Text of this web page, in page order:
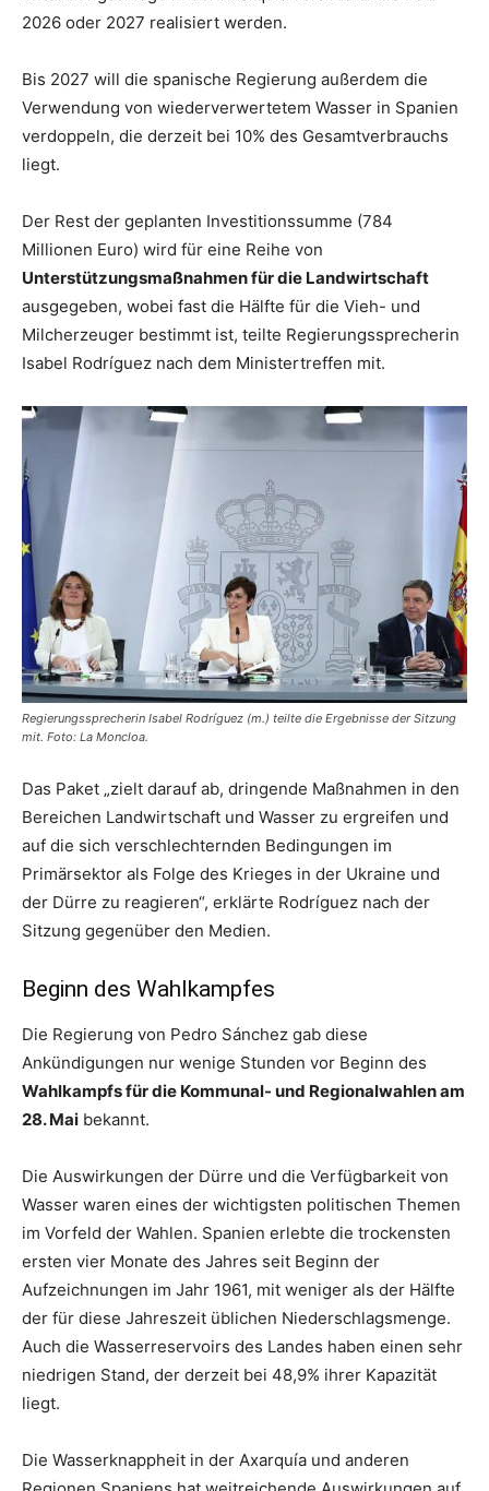
2026 oder 2027 realisiert werden.
Bis 2027 will die spanische Regierung außerdem die
Verwendung von wiederverwertetem Wasser in Spanien
verdoppeln, die derzeit bei 10% des Gesamtverbrauchs
liegt.
Der Rest der geplanten Investitionssumme (784
Millionen Euro) wird für eine Reihe von
Unterstützungsmaßnahmen für die Landwirtschaft
ausgegeben, wobei fast die Hälfte für die Vieh- und
Milcherzeuger bestimmt ist, teilte Regierungssprecherin
Isabel Rodríguez nach dem Ministertreffen mit.
Regierungssprecherin Isabel Rodríguez (m.) teilte die Ergebnisse der Sitzung
mit. Foto: La Moncloa.
Das Paket „zielt darauf ab, dringende Maßnahmen in den
Bereichen Landwirtschaft und Wasser zu ergreifen und
auf die sich verschlechternden Bedingungen im
Primärsektor als Folge des Krieges in der Ukraine und
der Dürre zu reagieren“, erklärte Rodríguez nach der
Sitzung gegenüber den Medien.
Beginn des Wahlkampfes
Die Regierung von Pedro Sánchez gab diese
Ankündigungen nur wenige Stunden vor Beginn des
Wahlkampfs für die Kommunal- und Regionalwahlen am
28. Mai bekannt.
Die Auswirkungen der Dürre und die Verfügbarkeit von
Wasser waren eines der wichtigsten politischen Themen
im Vorfeld der Wahlen. Spanien erlebte die trockensten
ersten vier Monate des Jahres seit Beginn der
Aufzeichnungen im Jahr 1961, mit weniger als der Hälfte
der für diese Jahreszeit üblichen Niederschlagsmenge.
Auch die Wasserreservoirs des Landes haben einen sehr
niedrigen Stand, der derzeit bei 48,9% ihrer Kapazität
liegt.
Die Wasserknappheit in der Axarquía und anderen